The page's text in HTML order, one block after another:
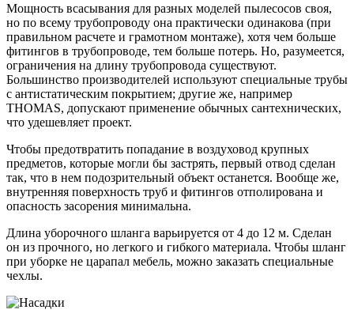
Мощность всасывания для разных моделей пылесосов своя,
но по всему трубопроводу она практически одинакова (при
правильном расчете и грамотном монтаже), хотя чем больше
фитингов в трубопроводе, тем больше потерь. Но, разумеется,
ограничения на длину трубопровода существуют.
Большинство производителей используют специальные трубы
с антистатическим покрытием; другие же, например
THOMAS, допускают применение обычных сантехнических,
что удешевляет проект.
Чтобы предотвратить попадание в воздуховод крупных
предметов, которые могли бы застрять, первый отвод сделан
так, что в нем подозрительный объект останется. Вообще же,
внутренняя поверхность труб и фитингов отполирована и
опасность засорения минимальна.
Длина уборочного шланга варьируется от 4 до 12 м. Сделан
он из прочного, но легкого и гибкого материала. Чтобы шланг
при уборке не царапал мебель, можно заказать специальные
чехлы.